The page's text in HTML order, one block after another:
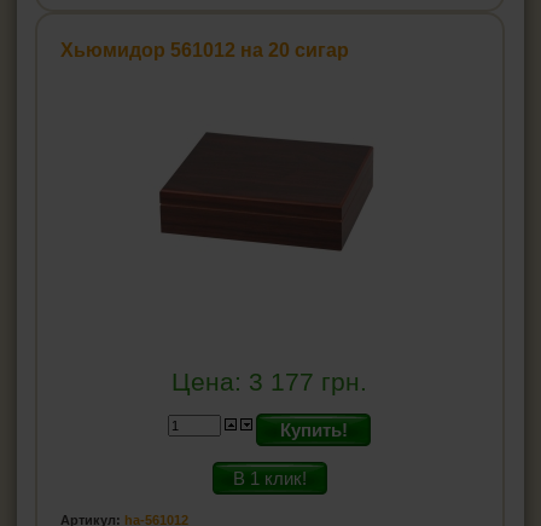
Хьюмидор 561012 на 20 сигар
Цена: 3 177 грн.
Купить!
В 1 клик!
Артикул: ha-561012